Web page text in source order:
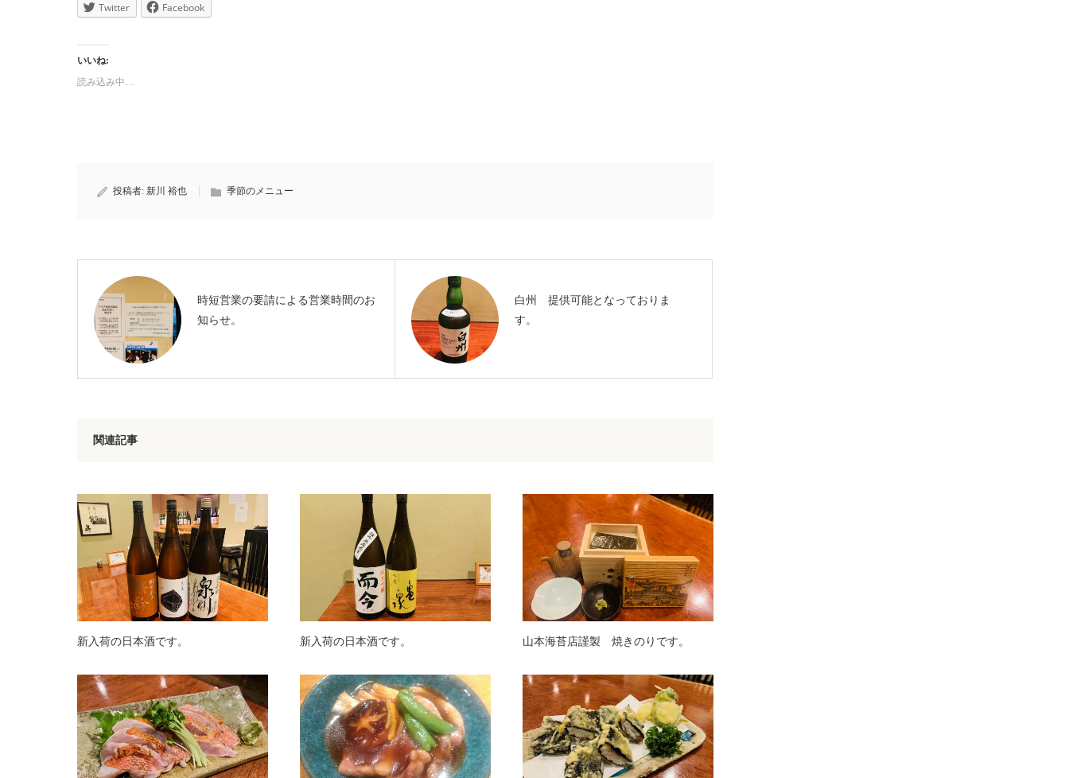
Twitter Facebook
いいね:
読み込み中…
投稿者: 新川 裕也 季節のメニュー
時短営業の要請による営業時間のお
知らせ。
白州 提供可能となっておりま
す。
関連記事
新入荷の日本酒です。 新入荷の日本酒です。 山本海苔店謹製 焼きのりです。